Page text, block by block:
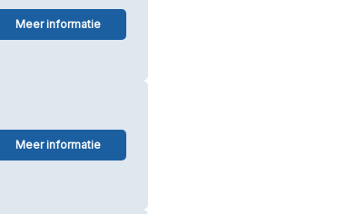
Meer informatie
Meer informatie